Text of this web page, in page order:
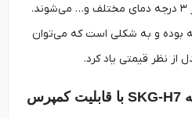
قابلیت کمپرس گرما در ۳ درجه دمای مختلف و… می‌شوند.
و به شکلی است که می‌توان
قیمتی یاد کرد.
4. ماساژور گردن و شانه SKG-H7 با قابلیت کمپرس